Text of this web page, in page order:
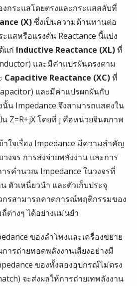
กระแสโดยตรงและกระแสสลับที่
(X)ซึ่งเป็นความต้านทานต่อ
แสหรือแรงดัน Reactance นี้แบ่ง
แก่ Inductive Reactance (XL​)ที่
และมีค่าแปรผันตรงตาม
Capacitive Reactance (XC​)ที่
และมีค่าแปรผกผันกับ
นั้น Impedance จึงสามารถแสดงใน
น Z=R+jX โดยที่ j คือหน่วยจินตภาพ
าใจเรื่อง Impedance มีความสำคัญ
งจร การส่งจ่ายพลังงาน และการ
รคำนวณ Impedance ในวงจรที่
ตัวเหนี่ยวนำ และตัวเก็บประจุ
กรสามารถคาดการณ์พฤติกรรมของ
างๆ ได้อย่างแม่นยำ
ของลำโพงและเครื่องขยาย
ารถ่ายทอดพลังงานเสียงอย่างมี
ของทั้งสองอุปกรณ์ไม่ตรง
จะส่งผลให้การถ่ายเทพลังงาน